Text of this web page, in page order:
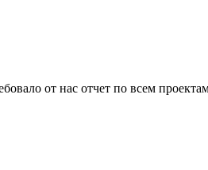
от нас отчет по всем